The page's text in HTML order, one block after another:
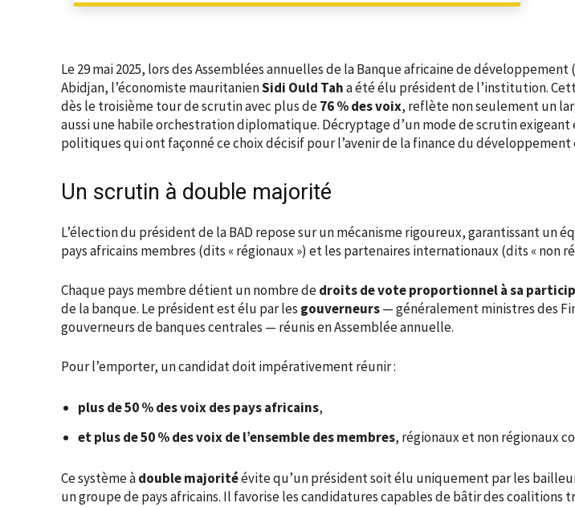
Le 29 mai 2025, lors des Assemblées annuelles de la Banque africaine de développement
Abidjan, l’économiste mauritanienSidi Ould Taha été élu président de l’institution.
dès le troisième tour de scrutin avec plus de76 % des voix, reflète non seulement un
aussi une habile orchestration diplomatique. Décryptage d’un mode de scrutin exigeant
politiques qui ont façonné ce choix décisif pour l’avenir de la finance du développement
Un scrutin à double majorité
L’élection du président de la BAD repose sur un mécanisme rigoureux, garantissant un
pays africains membres (dits « régionaux ») et les partenaires internationaux (dits « non
Chaque pays membre détient un nombre dedroits de vote proportionnel à sa
de la banque. Le président est élu par les gouverneurs— généralement ministres des
gouverneurs de banques centrales — réunis en Assemblée annuelle.
Pour l’emporter, un candidat doit impérativement réunir :
plus de 50 % des voix des pays africains,
et plus de 50 % des voix de l’ensemble des membres, régionaux et non régionaux
Ce système àdouble majoritéévite qu’un président soit élu uniquement par les
un groupe de pays africains. Il favorise les candidatures capables de bâtir des coalitions